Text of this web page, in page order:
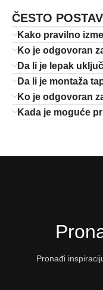
ČESTO
Kako pravilno
Ko je odgovoran
Da li je lepak
Da li je montaža
Ko je odgovoran
Kada je moguće
Pronađi